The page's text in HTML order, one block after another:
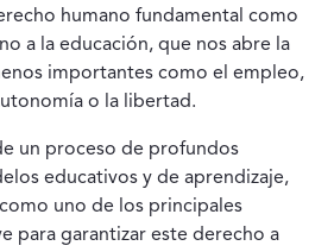
hu­mano fundamental como
a la educación, que nos abre la
importantes como el em­pleo,
o la libertad.
un proceso de profundos
educativos y de aprendizaje,
uno de los principales
para garantizar este derecho a